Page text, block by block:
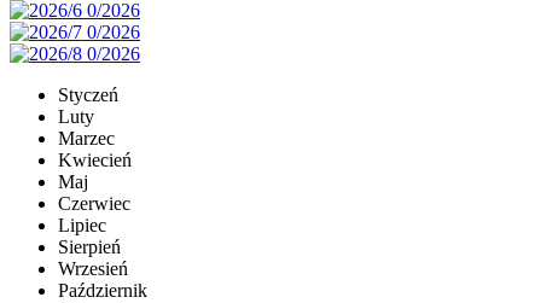
Styczeń
Luty
Marzec
Kwiecień
Maj
Czerwiec
Lipiec
Sierpień
Wrzesień
Październik